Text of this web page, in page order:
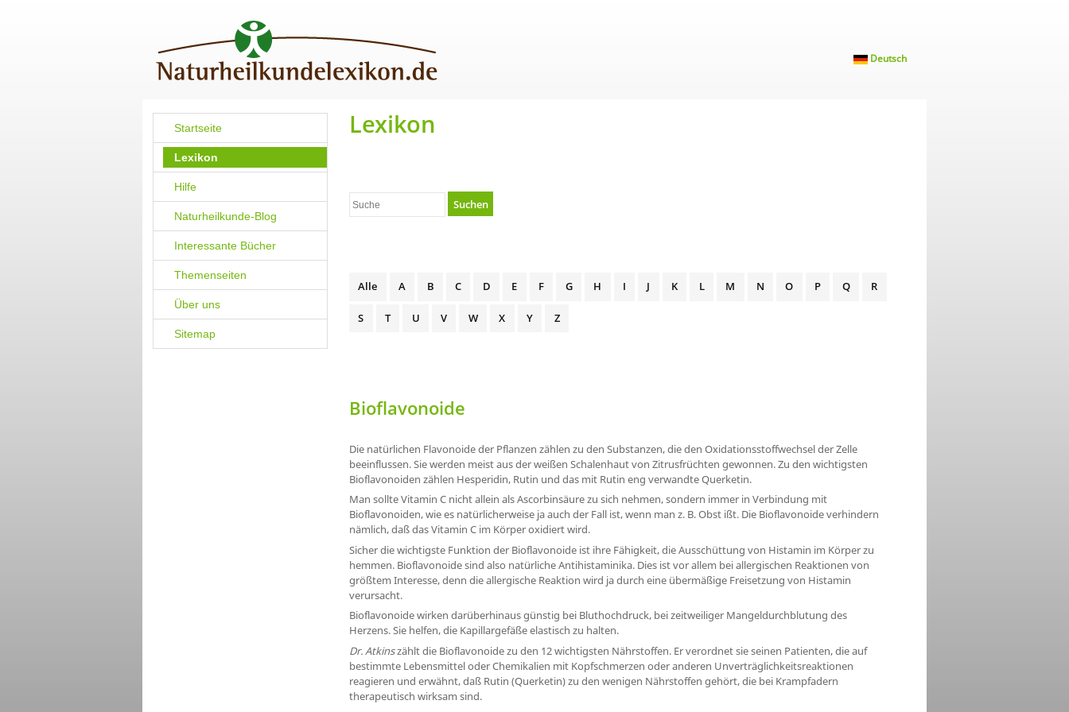
Deutsch
Startseite
Lexikon
Hilfe
Naturheilkunde-Blog
Interessante Bücher
Themenseiten
Über uns
Sitemap
Lexikon
Suchen
Alle A B C D E F G H I J K L M N O P Q R
S T U V W X Y Z
Bioflavonoide
Die natürlichen Flavonoide der Pflanzen zählen zu den Substanzen, die den Oxidationsstoffwechsel der Zelle
beeinflussen. Sie werden meist aus der weißen Schalenhaut von Zitrusfrüchten gewonnen. Zu den wichtigsten
Bioflavonoiden zählen Hesperidin, Rutin und das mit Rutin eng verwandte Querketin.
Man sollte Vitamin C nicht allein als Ascorbinsäure zu sich nehmen, sondern immer in Verbindung mit
Bioflavonoiden, wie es natürlicherweise ja auch der Fall ist, wenn man z. B. Obst ißt. Die Bioflavonoide verhindern
nämlich, daß das Vitamin C im Körper oxidiert wird.
Sicher die wichtigste Funktion der Bioflavonoide ist ihre Fähigkeit, die Ausschüttung von Histamin im Körper zu
hemmen. Bioflavonoide sind also natürliche Antihistaminika. Dies ist vor allem bei allergischen Reaktionen von
größtem Interesse, denn die allergische Reaktion wird ja durch eine übermäßige Freisetzung von Histamin
verursacht.
Bioflavonoide wirken darüberhinaus günstig bei Bluthochdruck, bei zeitweiliger Mangeldurchblutung des
Herzens. Sie helfen, die Kapillargefäße elastisch zu halten.
Dr. Atkinszählt die Bioflavonoide zu den 12 wichtigsten Nährstoffen. Er verordnet sie seinen Patienten, die auf
bestimmte Lebensmittel oder Chemikalien mit Kopfschmerzen oder anderen Unverträglichkeitsreaktionen
reagieren und erwähnt, daß Rutin (Querketin) zu den wenigen Nährstoffen gehört, die bei Krampfadern
therapeutisch wirksam sind.